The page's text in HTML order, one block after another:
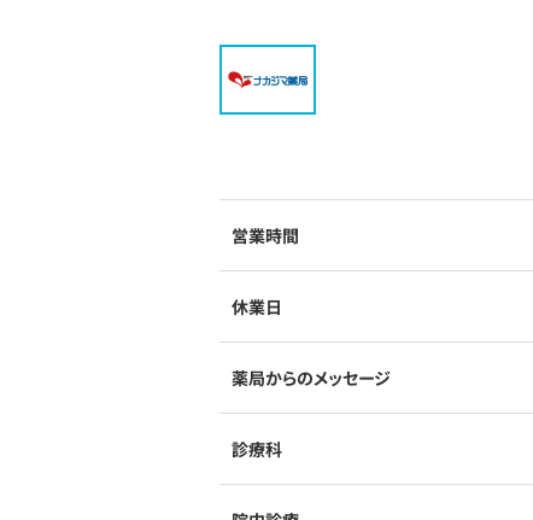
営業時間
休業日
薬局からのメッセージ
診療科